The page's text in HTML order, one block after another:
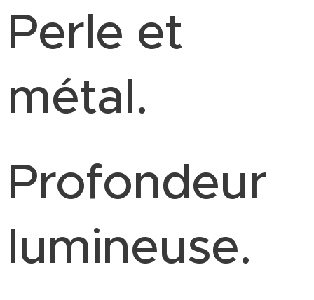
Perle et
métal.
Profondeur
lumineuse.